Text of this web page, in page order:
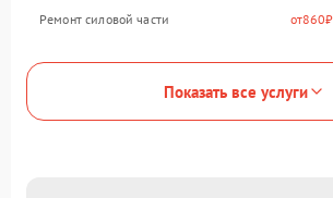
Ремонт силовой части 860
Показать все услуги